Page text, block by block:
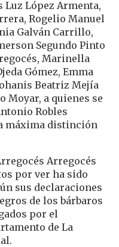
Luz López Armenta,
Rogelio Manuel
Galván Carrillo,
Segundo Pinto
Marinella
Gómez, Emma
Beatriz Mejía
Moyar, a quienes se
Robles
máxima distinción
Arregocés
por ver ha sido
sus declaraciones
de los bárbaros
por el
de La